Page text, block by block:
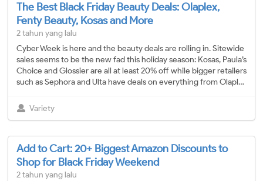
The Best Black Friday Beauty Deals: Olaplex,
Fenty Beauty, Kosas and More
2 tahun yang lalu
Cyber Week is here and the beauty deals are rolling in. Sitewide
sales seems to be the new fad this holiday season: Kosas, Paula’s
Choice and Glossier are all at least 20% off while bigger retailers
such as Sephora and Ulta have deals on everything from Olapl…
Variety
Add to Cart: 20+ Biggest Amazon Discounts to
Shop for Black Friday Weekend
2 tahun yang lalu